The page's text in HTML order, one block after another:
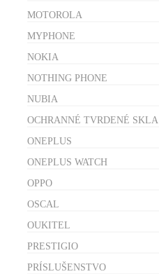
MOTOROLA
MYPHONE
NOKIA
NOTHING PHONE
NUBIA
OCHRANNÉ TVRDENÉ SKLA
ONEPLUS
ONEPLUS WATCH
OPPO
OSCAL
OUKITEL
PRESTIGIO
PRÍSLUŠENSTVO